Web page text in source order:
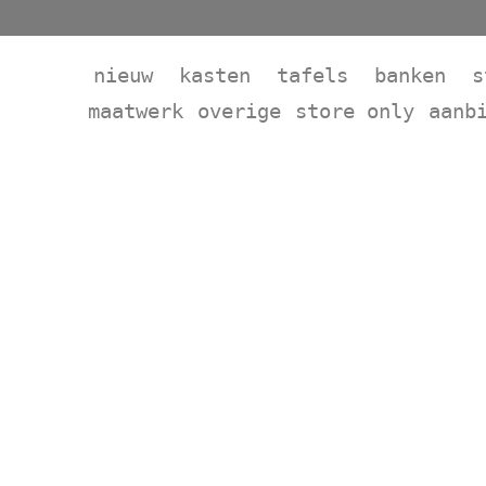
nieuw kasten tafels banken
maatwerk
overige store only